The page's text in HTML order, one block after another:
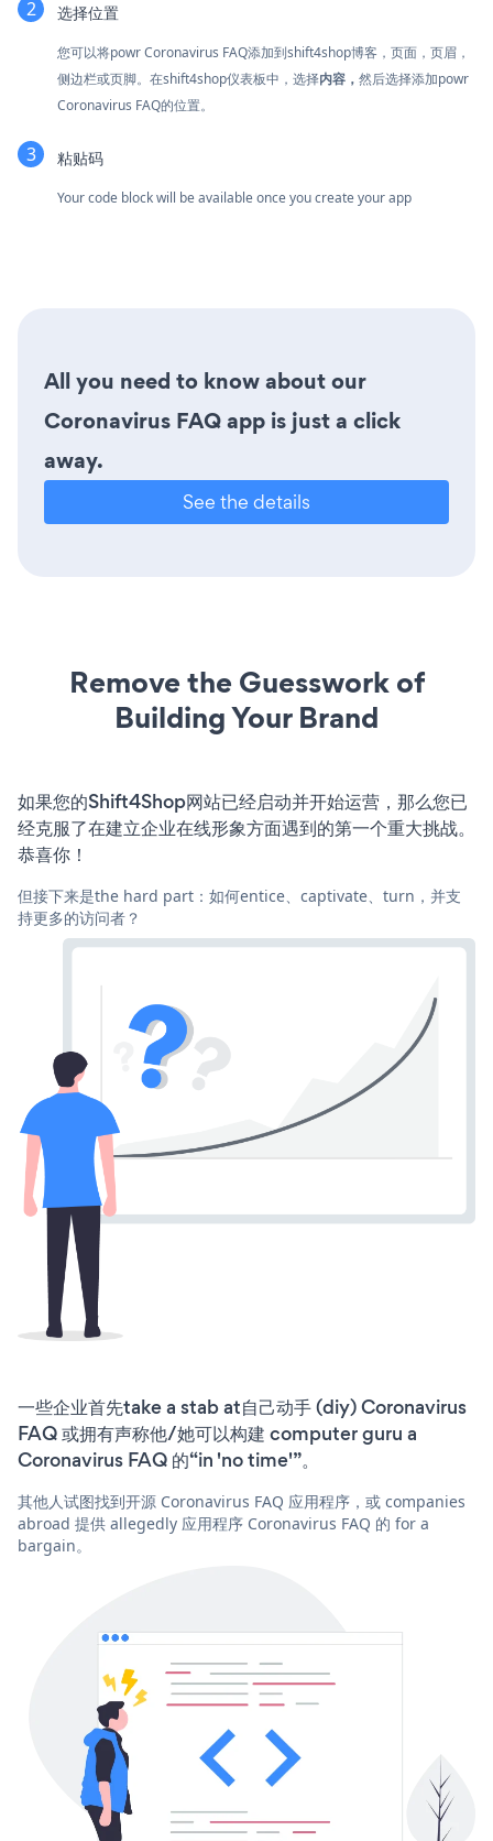
选择位置
您可以将powr Coronavirus FAQ添加到shift4shop博客，页面，页眉，
侧边栏或页脚。在shift4shop仪表板中，选择内容， 然后选择添加powr
Coronavirus FAQ的位置。
粘贴码
Your code block will be available once you create your app
All you need to know about our
Coronavirus FAQ app is just a click
away.
See the details
Remove the Guesswork of
Building Your Brand
如果您的Shift4Shop网站已经启动并开始运营，那么您已
经克服了在建立企业在线形象方面遇到的第一个重大挑战。
恭喜你！
但接下来是the hard part：如何entice、captivate、turn，并支
持更多的访问者？
一些企业首先take a stab at自己动手 (diy) Coronavirus
FAQ 或拥有声称他/她可以构建 computer guru a
Coronavirus FAQ 的“in 'no time'”。
其他人试图找到开源 Coronavirus FAQ 应用程序，或 companies
abroad 提供 allegedly 应用程序 Coronavirus FAQ 的 for a
bargain。